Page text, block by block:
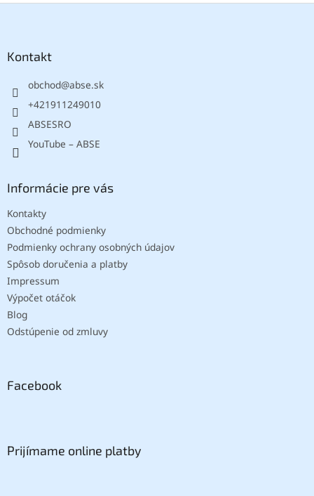
Kontakt
obchod@abse.sk
+421911249010
ABSESRO
YouTube – ABSE
Informácie pre vás
Kontakty
Obchodné podmienky
Podmienky ochrany osobných údajov
Spôsob doručenia a platby
Impressum
Výpočet otáčok
Blog
Odstúpenie od zmluvy
Facebook
Prijímame online platby